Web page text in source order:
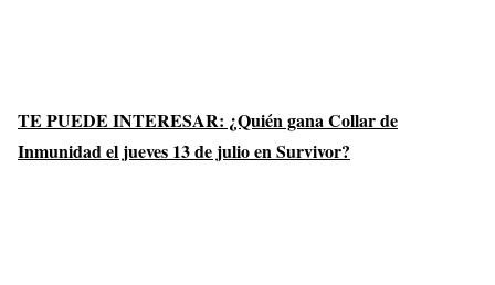
TE PUEDE INTERESAR: ¿Quién gana Collar de
Inmunidad el jueves 13 de julio en Survivor?